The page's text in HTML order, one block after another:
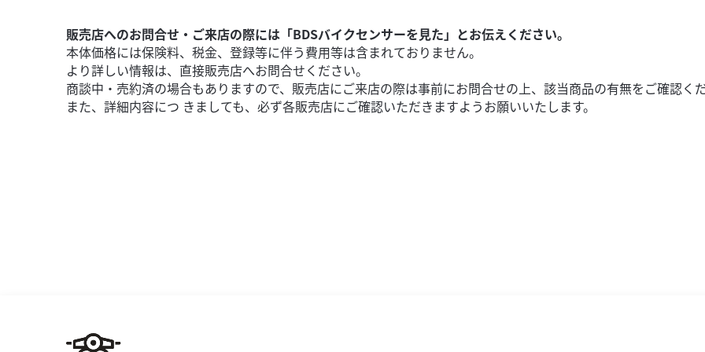
販売店へのお問合せ・ご来店の際には「BDSバイクセンサーを見た」とお伝えください。
本体価格には保険料、税金、登録等に伴う費用等は含まれておりません。
より詳しい情報は、直接販売店へお問合せください。
商談中・売約済の場合もありますので、販売店にご来店の際は事前にお問合せの上、該当商品の有無をご確認く
また、詳細内容につ きましても、必ず各販売店にご確認いただきますようお願いいたします。